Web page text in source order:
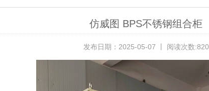
仿威图 BPS不锈钢组合柜
发布日期：2025-05-07 丨 阅读次数:820